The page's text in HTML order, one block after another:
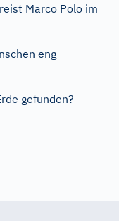
Marco Polo im
eng
gefunden?